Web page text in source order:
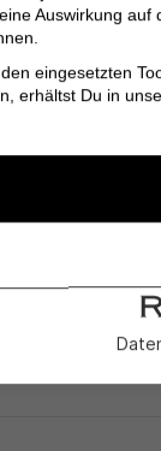
Auswirkung
eingesetzten
erhältst Du in